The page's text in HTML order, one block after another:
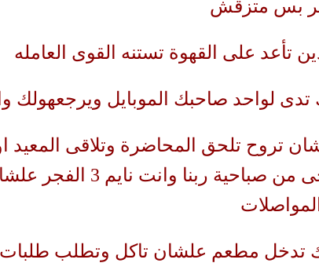
بس متزقش
تأعد على القهوة تستنه القوى العامله
تدى لواحد صاحبك الموبايل ويرجعهولك
تروح تلحق المحاضرة وتلاقى المعيد
تصحى من صباحية
تدخل مطعم علشان تاكل وتطلب